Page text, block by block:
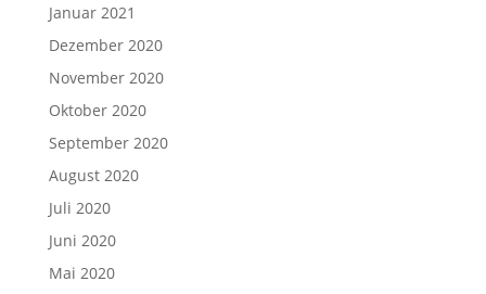
Januar 2021
Dezember 2020
November 2020
Oktober 2020
September 2020
August 2020
Juli 2020
Juni 2020
Mai 2020